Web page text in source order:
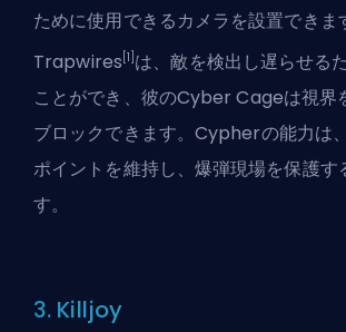
ために使用できるカメラを設置できま
Trapwires [1] は、敵を検出し遅らせる
ことができ、彼のCyber Cageは視界
ブロックできます。Cypherの能力は
ポイント を維持し、爆弾現場を保護す
す。
3. Killjoy